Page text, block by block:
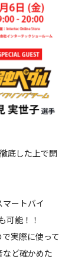
底した上で開
マートバイ
可能！！
実際に使って
ど確かめた